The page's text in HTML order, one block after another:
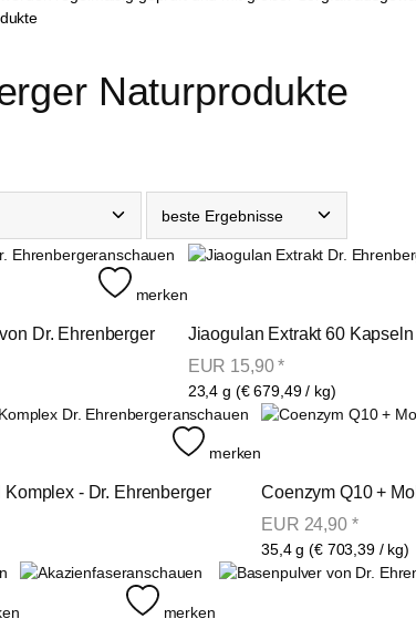
Naturprodukte
anschauen
merken
Dr. Ehrenberger
Jiaogulan Extrakt 60 Kapseln
EUR 15,90 *
23,4 g (€ 679,49 / kg)
anschauen
merken
- Dr. Ehrenberger
Coenzym Q10 +
EUR 24,90 *
35,4 g (€ 703,39 / kg)
anschauen
merken